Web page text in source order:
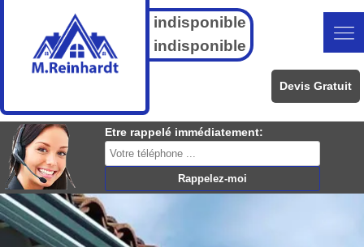
indisponible
indisponible
Devis Gratuit
Etre rappelé immédiatement: